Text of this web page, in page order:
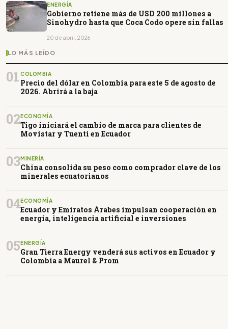
ENERGÍA
Gobierno retiene más de USD 200 millones a
Sinohydro hasta que Coca Codo opere sin fallas
20 de abril, 2026
LO MÁS LEÍDO
01 COLOMBIA
Precio del dólar en Colombia para este 5 de agosto de
2026. Abrirá a la baja
02 ECONOMÍA
Tigo iniciará el cambio de marca para clientes de
Movistar y Tuenti en Ecuador
03MINERÍA
China consolida su peso como comprador clave de los
minerales ecuatorianos
04ECONOMÍA
Ecuador y Emiratos Árabes impulsan cooperación en
energía, inteligencia artificial e inversiones
05 ENERGÍA
Gran Tierra Energy venderá sus activos en Ecuador y
Colombia a Maurel & Prom